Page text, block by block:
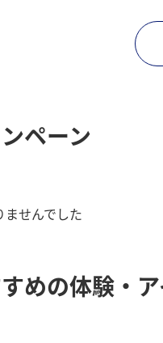
ペーン
せんでした
めの体験・